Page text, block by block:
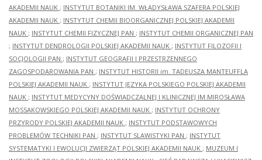
AKADEMII NAUK ; INSTYTUT BOTANIKI IM. WŁADYSŁAWA SZAFERA POLSKIEJ
AKADEMII NAUK ; INSTYTUT CHEMII BIOORGANICZNEJ POLSKIEJ AKADEMII
NAUK ; INSTYTUT CHEMII FIZYCZNEJ PAN ; INSTYTUT CHEMII ORGANICZNEJ PAN
; INSTYTUT DENDROLOGII POLSKIEJ AKADEMII NAUK ; INSTYTUT FILOZOFII I
SOCJOLOGII PAN ; INSTYTUT GEOGRAFII I PRZESTRZENNEGO
ZAGOSPODAROWANIA PAN ; INSTYTUT HISTORII im. TADEUSZA MANTEUFFLA
POLSKIEJ AKADEMII NAUK ; INSTYTUT JĘZYKA POLSKIEGO POLSKIEJ AKADEMII
NAUK ; INSTYTUT MEDYCYNY DOŚWIADCZALNEJ I KLINICZNEJ IM.MIROSŁAWA
MOSSAKOWSKIEGO POLSKIEJ AKADEMII NAUK ; INSTYTUT OCHRONY
PRZYRODY POLSKIEJ AKADEMII NAUK ; INSTYTUT PODSTAWOWYCH
PROBLEMÓW TECHNIKI PAN ; INSTYTUT SLAWISTYKI PAN ; INSTYTUT
SYSTEMATYKI I EWOLUCJI ZWIERZĄT POLSKIEJ AKADEMII NAUK ; MUZEUM I